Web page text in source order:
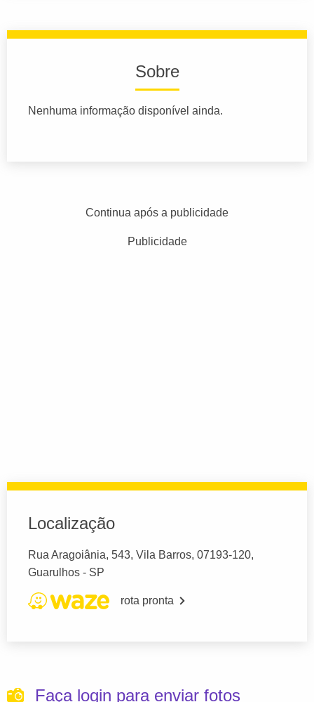
Sobre
Nenhuma informação disponível ainda.
Continua após a publicidade
Publicidade
Localização
Rua Aragoiânia, 543, Vila Barros, 07193-120,
Guarulhos - SP
rota pronta
Faça login para enviar fotos